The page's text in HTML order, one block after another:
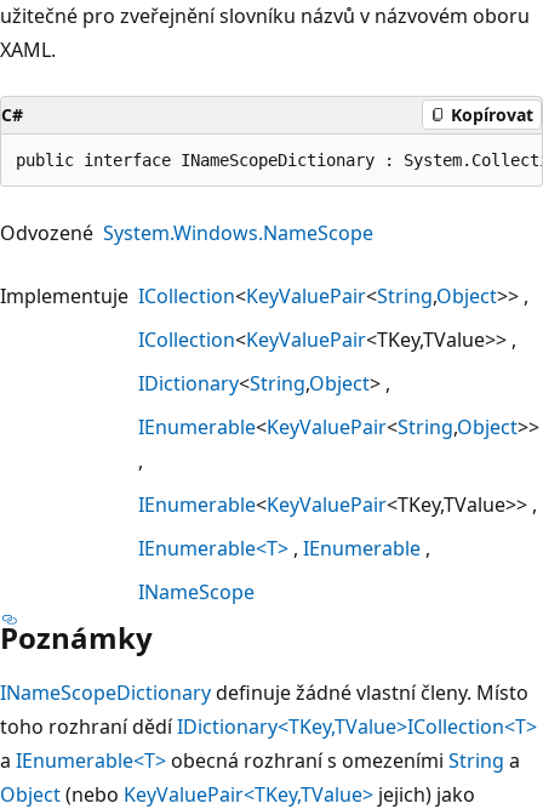
užitečné pro zveřejnění slovníku názvů v názvovém oboru
XAML.
C# Kopírovat
public interface INameScopeDictionary :
Odvozené System.Windows.NameScope
Implementuje ICollection<KeyValuePair<String,Object>>
ICollection<KeyValuePair<TKey,TValue>>
IDictionary<String,Object>
IEnumerable<KeyValuePair<String,Object>>
IEnumerable<KeyValuePair<TKey,TValue>>
IEnumerable<T> IEnumerable
INameScope
Poznámky
INameScopeDictionarydefinuje žádné vlastní členy. Místo
toho rozhraní dědíIDictionary<TKey,TValue>ICollection<T>
a IEnumerable<T>obecná rozhraní s omezeními String a
Object(nebo KeyValuePair<TKey,TValue> jejich) jako